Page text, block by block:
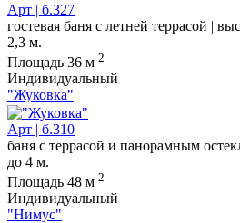
Арт | б.327
гостевая баня с летней террасой |
2,3 м.
Площадь 36 м 2
Индивидуальный
"Жуковка"
Арт | б.310
баня с террасой и панорамным
до 4 м.
Площадь 48 м 2
Индивидуальный
"Нимус"